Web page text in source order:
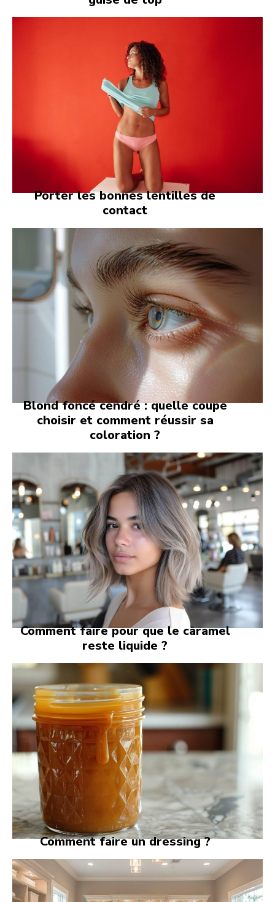
Porter les bonnes lentilles de
contact
Blond foncé cendré : quelle coupe
choisir et comment réussir sa
coloration ?
Comment faire pour que le caramel
reste liquide ?
Comment faire un dressing ?